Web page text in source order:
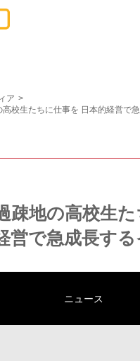
ア >
高校生たちに仕事を 日本的経営で
疎地の高校生
営で急成長す
ニュース